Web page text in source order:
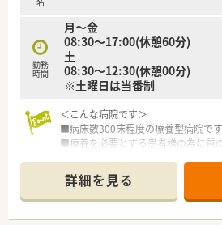
勤務
時間
月～金
08:30～17:00(休憩60分)
土
08:30～12:30(休憩00分)
※土曜日は当番制
＜こんな病院です＞
■病床数300床程度の療養型病院です
■療養を必要とする患者様の為に質
■開放感あふれる景観で患者様がリ
しています。
■病院の他に福祉施設や介護老人保
等の運営も行っています。
詳細を見る